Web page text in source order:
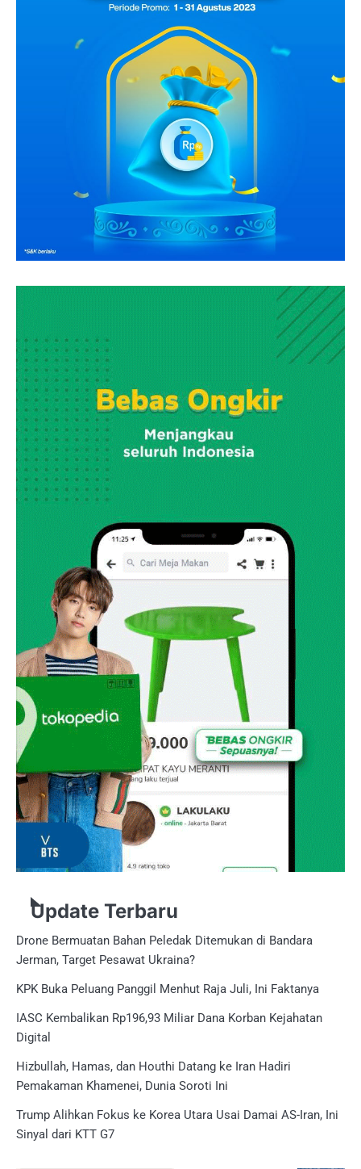
Update Terbaru
Drone Bermuatan Bahan Peledak Ditemukan di Bandara
Jerman, Target Pesawat Ukraina?
KPK Buka Peluang Panggil Menhut Raja Juli, Ini Faktanya
IASC Kembalikan Rp196,93 Miliar Dana Korban Kejahatan
Digital
Hizbullah, Hamas, dan Houthi Datang ke Iran Hadiri
Pemakaman Khamenei, Dunia Soroti Ini
Trump Alihkan Fokus ke Korea Utara Usai Damai AS-Iran, Ini
Sinyal dari KTT G7